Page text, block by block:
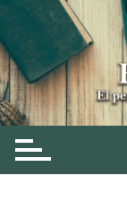
Skip
to
content
El periódico